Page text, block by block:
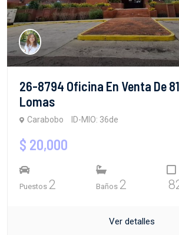
26-8794 Oficina En Venta De
Lomas
Carabobo ID-MIO: 36de
$ 20,000
Puestos 2 Baños 2
Ver detalles